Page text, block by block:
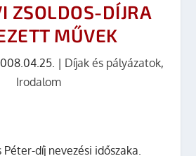
ZSOLDOS-DÍJRA
MŰVEK
| Díjak és pályázatok,
Irodalom
díj nevezési időszaka.